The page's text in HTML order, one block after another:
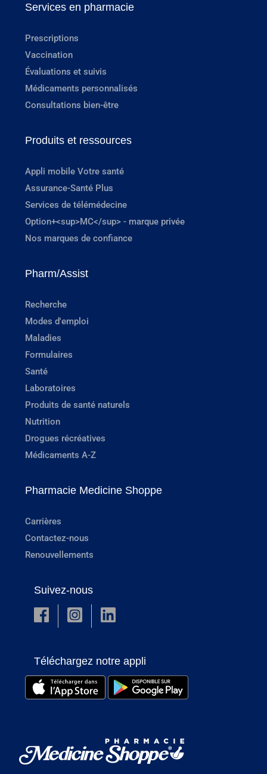
Services en pharmacie
Prescriptions
Vaccination
Évaluations et suivis
Médicaments personnalisés
Consultations bien-être
Produits et ressources
Appli mobile Votre santé
Assurance-Santé Plus
Services de télémédecine
Option+<sup>MC</sup> - marque privée
Nos marques de confiance
Pharm/Assist
Recherche
Modes d'emploi
Maladies
Formulaires
Santé
Laboratoires
Produits de santé naturels
Nutrition
Drogues récréatives
Médicaments A-Z
Pharmacie Medicine Shoppe
Carrières
Contactez-nous
Renouvellements
Suivez-nous
Téléchargez notre appli